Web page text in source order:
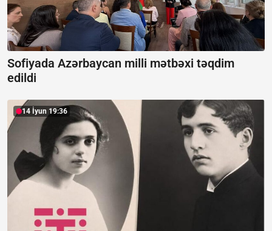
Sofiyada Azərbaycan milli mətbəxi təqdim
edildi
14 İyun 19:36